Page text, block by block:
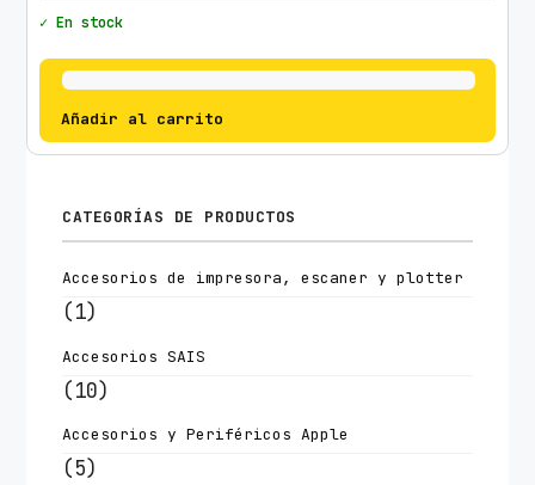
✓ En stock
Añadir al carrito
CATEGORÍAS DE PRODUCTOS
Accesorios de impresora, escaner y plotter
(1)
Accesorios SAIS
(10)
Accesorios y Periféricos Apple
(5)